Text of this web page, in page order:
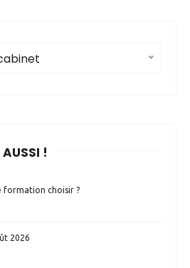
AUSSI !
formation choisir ?
2026